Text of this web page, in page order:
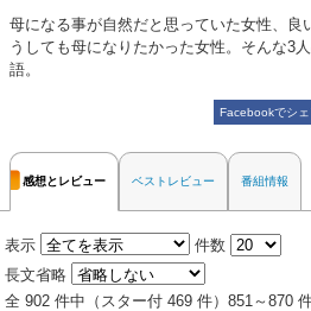
母になる事が自然だと思っていた女性、良
うしても母になりたかった女性。そんな3
語。
Facebookでシェ
感想とレビュー ベストレビュー 番組情報
表示
件数
長文省略
全 902 件中（スター付 469 件）851～870